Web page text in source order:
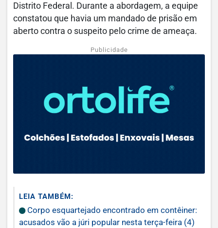
Distrito Federal. Durante a abordagem, a equipe
constatou que havia um mandado de prisão em
aberto contra o suspeito pelo crime de ameaça.
Publicidade
LEIA TAMBÉM:
Corpo esquartejado encontrado em contêiner:
acusados vão a júri popular nesta terça-feira (4)